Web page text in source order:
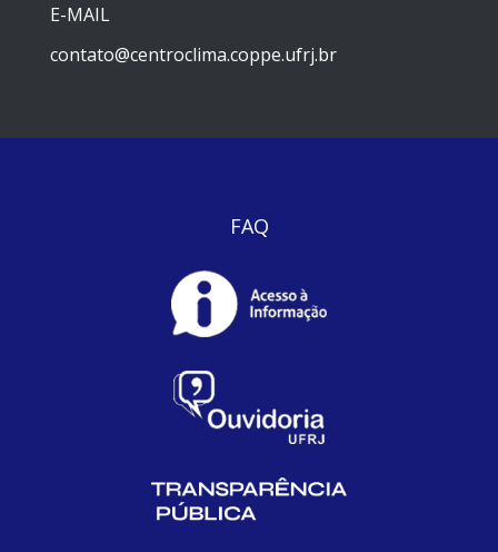
E-MAIL
contato@centroclima.coppe.ufrj.br
FAQ